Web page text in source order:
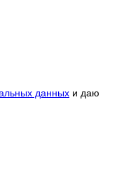
данных и даю